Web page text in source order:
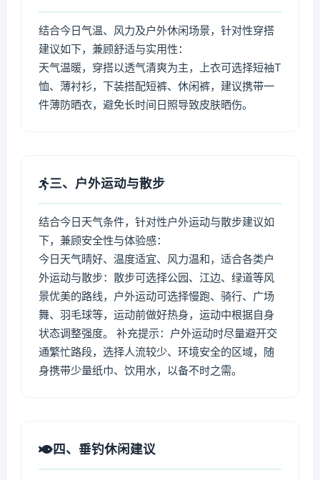
结合今日气温、风力及户外休闲场景，针对性穿搭
建议如下，兼顾舒适与实用性：
天气温暖，穿搭以透气清爽为主，上衣可选择短袖T
恤、薄衬衫，下装搭配短裤、休闲裤，建议携带一
件薄防晒衣，避免长时间日照导致皮肤晒伤。
三、户外运动与散步
结合今日天气条件，针对性户外运动与散步建议如
下，兼顾安全性与体验感：
今日天气晴好、温度适宜、风力温和，适合各类户
外运动与散步：散步可选择公园、江边、绿道等风
景优美的路线，户外运动可选择慢跑、骑行、广场
舞、羽毛球等，运动前做好热身，运动中根据自身
状态调整强度。 补充提示：户外运动时尽量避开交
通繁忙路段，选择人流较少、环境安全的区域，随
身携带少量纸巾、饮用水，以备不时之需。
四、垂钓休闲建议